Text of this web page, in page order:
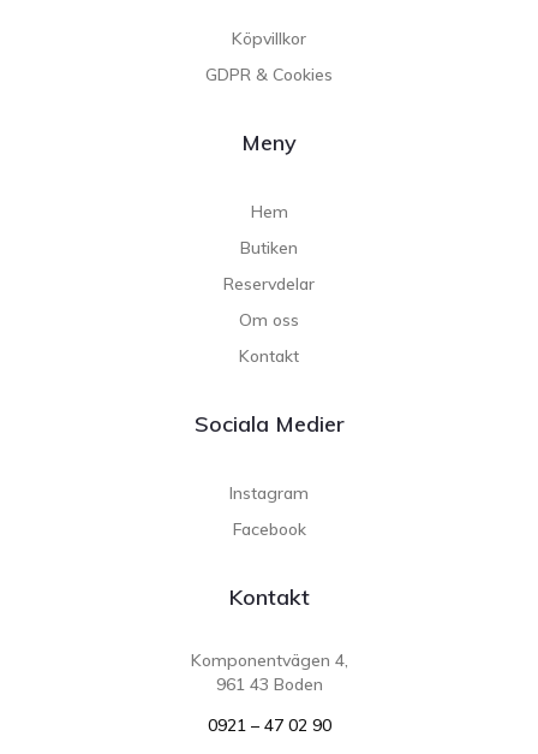
Köpvillkor
GDPR & Cookies
Meny
Hem
Butiken
Reservdelar
Om oss
Kontakt
Sociala Medier
Instagram
Facebook
Kontakt
Komponentvägen 4,
961 43 Boden
0921 – 47 02 90